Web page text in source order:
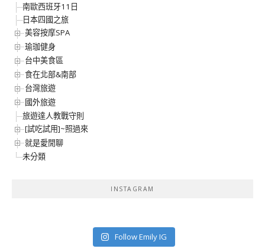
南歐西班牙11日
日本四國之旅
美容按摩SPA
瑜珈健身
台中美食區
食在北部&南部
台灣旅遊
國外旅遊
旅遊達人教戰守則
[試吃試用]~照過來
就是愛閒聊
未分類
INSTAGRAM
Follow Emily IG